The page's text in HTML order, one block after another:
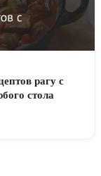
рагу с
стола